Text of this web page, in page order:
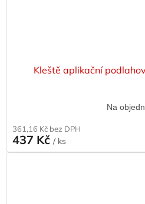
Kleště aplikační
Na
361,16 Kč bez DPH
437 Kč / ks